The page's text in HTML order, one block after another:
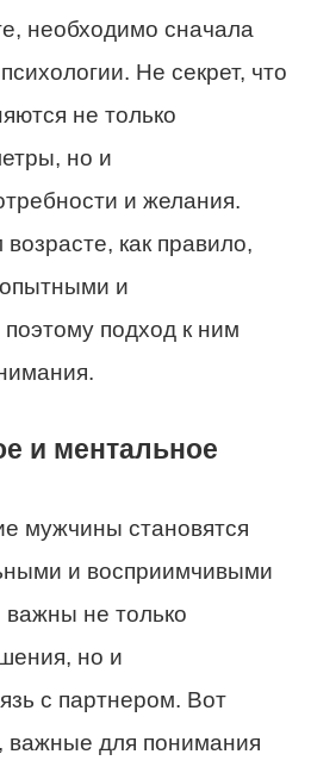
необходимо сначала
Не секрет, что
не только
но и
и желания.
как правило,
и
подход к ним
и ментальное
мужчины становятся
и восприимчивыми
не только
но и
с партнером. Вот
важные для понимания